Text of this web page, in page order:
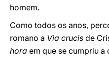
homem.
Como todos os anos,
romano a Via crucis de
hora em que se cumpriu a